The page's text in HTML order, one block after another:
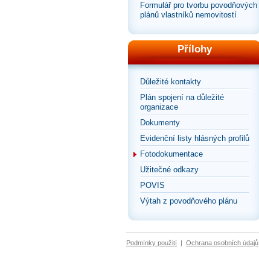
Formulář pro tvorbu povodňových
plánů vlastníků nemovitostí
Přílohy
Důležité kontakty
Plán spojení na důležité
organizace
Dokumenty
Evidenční listy hlásných profilů
Fotodokumentace
Užitečné odkazy
POVIS
Výtah z povodňového plánu
Podmínky použití | Ochrana osobních údajů